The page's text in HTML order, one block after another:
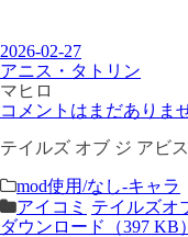
2026-02-27
アニス・タトリン
マヒロ
コメントはまだありま
テイルズ オブ ジ アビ
mod使用/なし-キャラ
アイコミ テイルズオ
ダウンロード（397 KB）